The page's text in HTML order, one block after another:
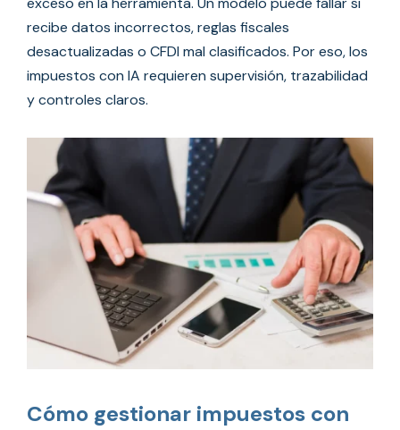
recibe datos incorrectos, reglas fiscales
desactualizadas o CFDI mal clasificados. Por eso, los
impuestos con IA requieren supervisión, trazabilidad
y controles claros.
Cómo gestionar impuestos con